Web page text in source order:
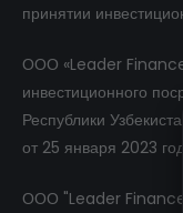
принятии
ООО «Leader Finance
инвестиционного
Республики
от 25 января 2023
ООО "Leader Finance